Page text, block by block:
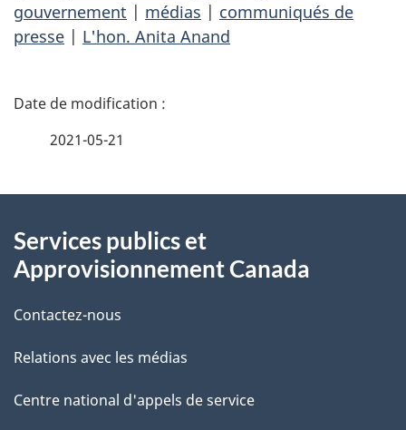
gouvernement | médias | communiqués de
presse | L'hon. Anita Anand
D
i
s
d
e
2021-05-21
propos
de
ce
site
Services publics et
Approvisionnement Canada
Contactez-nous
Relations avec les médias
Centre national d'appels de service